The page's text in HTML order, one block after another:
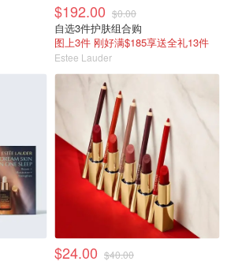
$192.00 $0.00
自选3件护肤组合购
图上3件 刚好满$185享送全礼13件
Estee Lauder
$24.00 $40.00